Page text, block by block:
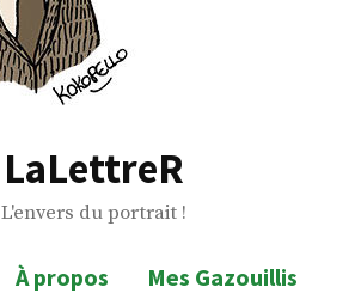
LaLettreR
L'envers du portrait !
À propos
Mes Gazouillis